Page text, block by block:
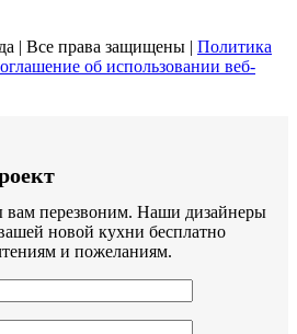
| Все права защищены | Политика
об использовании веб-
перезвоним. Наши дизайнеры
новой кухни бесплатно
и пожеланиям.